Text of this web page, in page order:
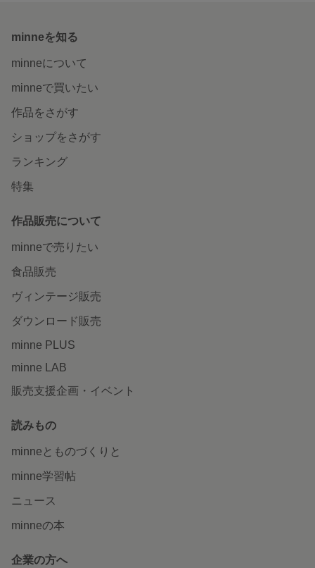
minneを知る
minneについて
minneで買いたい
作品をさがす
ショップをさがす
ランキング
特集
作品販売について
minneで売りたい
食品販売
ヴィンテージ販売
ダウンロード販売
minne PLUS
minne LAB
販売支援企画・イベント
読みもの
minneとものづくりと
minne学習帖
ニュース
minneの本
企業の方へ